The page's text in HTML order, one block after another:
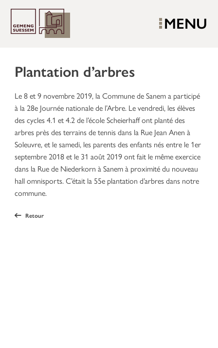
MENU
Plantation d’arbres
Le 8 et 9 novembre 2019, la Commune de Sanem a participé
à la 28e Journée nationale de l’Arbre. Le vendredi, les élèves
des cycles 4.1 et 4.2 de l’école Scheierhaff ont planté des
arbres près des terrains de tennis dans la Rue Jean Anen à
Soleuvre, et le samedi, les parents des enfants nés entre le 1er
septembre 2018 et le 31 août 2019 ont fait le même exercice
dans la Rue de Niederkorn à Sanem à proximité du nouveau
hall omnisports. C’était la 55e plantation d’arbres dans notre
commune.
Retour